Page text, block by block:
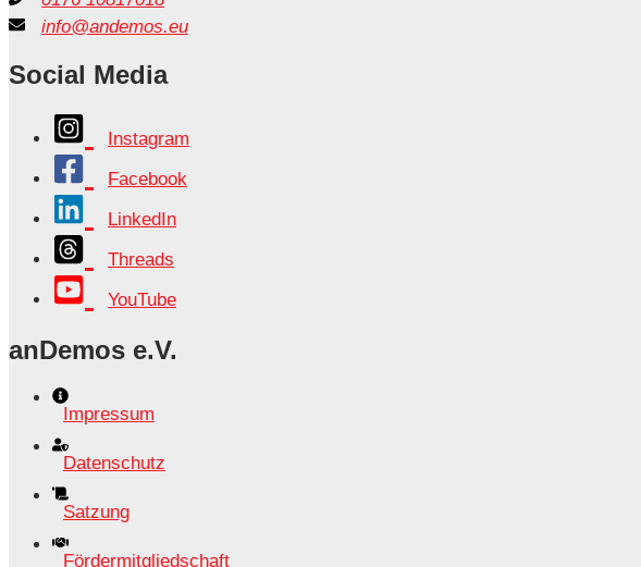
info@andemos.eu
Social Media
Instagram
Facebook
LinkedIn
Threads
YouTube
anDemos e.V.
Impressum
Datenschutz
Satzung
Fördermitgliedschaft